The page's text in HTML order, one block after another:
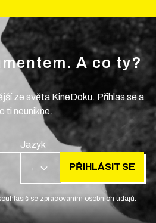
A co ty?
ze světa KineDoku. Přihlas se a
ti neunikne.
Jazyk
CS PŘIHLÁSIT SE
se zpracováním osobních údajů.